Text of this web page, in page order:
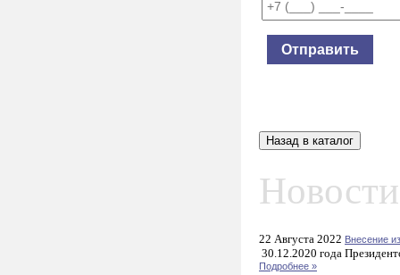
22 Августа 2022 Внесение
30.12.2020 года
Подробнее »